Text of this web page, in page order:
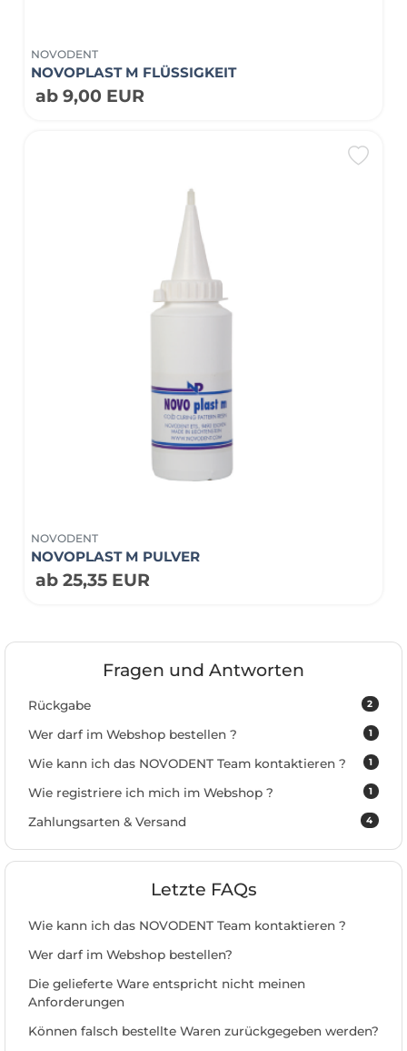
NOVODENT
NOVOPLAST M FLÜSSIGKEIT
ab 9,00 EUR
NOVODENT
NOVOPLAST M PULVER
ab 25,35 EUR
Fragen und Antworten
2
Rückgabe
1
Wer darf im Webshop bestellen ?
1
Wie kann ich das NOVODENT Team kontaktieren ?
1
Wie registriere ich mich im Webshop ?
4
Zahlungsarten & Versand
Letzte FAQs
Wie kann ich das NOVODENT Team kontaktieren ?
Wer darf im Webshop bestellen?
Die gelieferte Ware entspricht nicht meinen
Anforderungen
Können falsch bestellte Waren zurückgegeben werden?